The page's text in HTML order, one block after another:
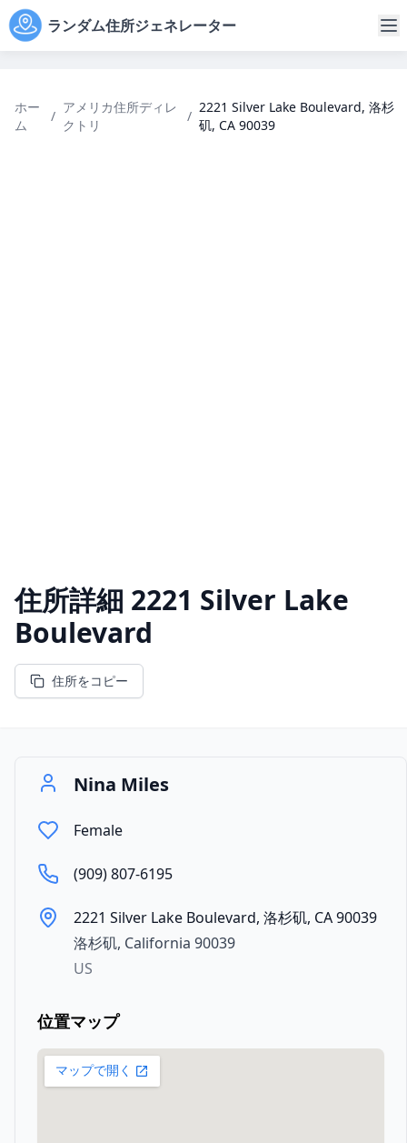
ランダム住所ジェネレーター
ホー
ム
/
アメリカ住所ディレ
クトリ
/
2221 Silver Lake Boulevard, 洛杉
矶, CA 90039
住所詳細 2221 Silver Lake
Boulevard
住所をコピー
Nina Miles
Female
(909) 807-6195
2221 Silver Lake Boulevard, 洛杉矶, CA 90039
洛杉矶, California 90039
US
位置マップ